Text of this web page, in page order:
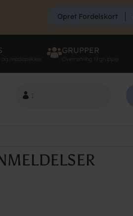
Opret Fordelskort
og mødepakker
GRUPPER
Overnatning til grupper